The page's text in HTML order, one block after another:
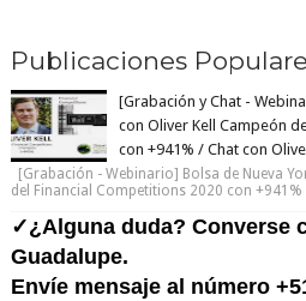
Publicaciones
[Grabación y Chat -
con Oliver Kell Campeón
con +941% / Chat con
[Grabación - Webinario] Bolsa de Nueva
del Financial Competitions 2020 con +941%
✓¿Alguna duda? Converse
Guadalupe.
Envíe mensaje al número